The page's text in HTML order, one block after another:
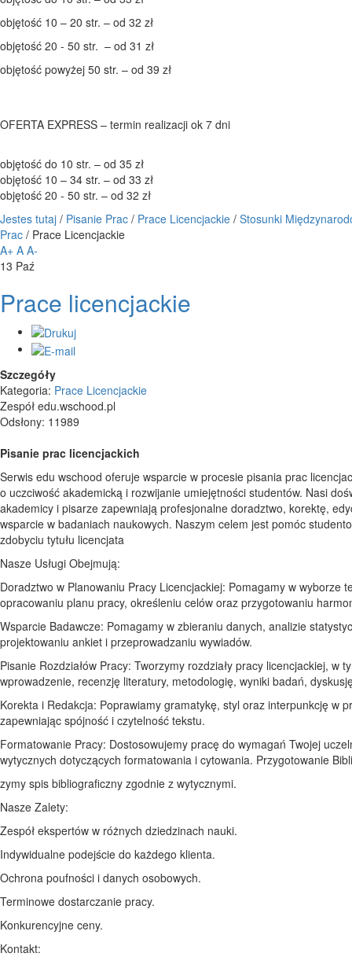
objętość 10 – 20 str. – od 32 zł
objętość 20 - 50 str. – od 31 zł
objętość powyżej 50 str. – od 39 zł
OFERTA EXPRESS – termin realizacji ok 7 dni
objętość do 10 str. – od 35 zł
objętość 10 – 34 str. – od 33 zł
objętość 20 - 50 str. – od 32 zł
Jestes tutaj / Pisanie Prac / Prace Licencjackie / Stosunki
Prac / Prace Licencjackie
A+ A A-
13 Paź
Prace licencjackie
Szczegóły
Kategoria: Prace Licencjackie
Zespół edu.wschood.pl
Odsłony: 11989
Pisanie prac licencjackich
Serwis edu wschood oferuje wsparcie w procesie pisania prac
o uczciwość akademicką i rozwijanie umiejętności studentów. Nasi
akademicy i pisarze zapewniają profesjonalne doradztwo, korektę,
wsparcie w badaniach naukowych. Naszym celem jest pomóc
zdobyciu tytułu licencjata
Nasze Usługi Obejmują:
Doradztwo w Planowaniu Pracy Licencjackiej: Pomagamy w wyborze
opracowaniu planu pracy, określeniu celów oraz przygotowaniu
Wsparcie Badawcze: Pomagamy w zbieraniu danych, analizie
projektowaniu ankiet i przeprowadzaniu wywiadów.
Pisanie Rozdziałów Pracy: Tworzymy rozdziały pracy licencjackiej, w
wprowadzenie, recenzję literatury, metodologię, wyniki badań,
Korekta i Redakcja: Poprawiamy gramatykę, styl oraz interpunkcję w
zapewniając spójność i czytelność tekstu.
Formatowanie Pracy: Dostosowujemy pracę do wymagań Twojej
wytycznych dotyczących formatowania i cytowania. Przygotowanie
zymy spis bibliograficzny zgodnie z wytycznymi.
Nasze Zalety:
Zespół ekspertów w różnych dziedzinach nauki.
Indywidualne podejście do każdego klienta.
Ochrona poufności i danych osobowych.
Terminowe dostarczanie pracy.
Konkurencyjne ceny.
Kontakt: